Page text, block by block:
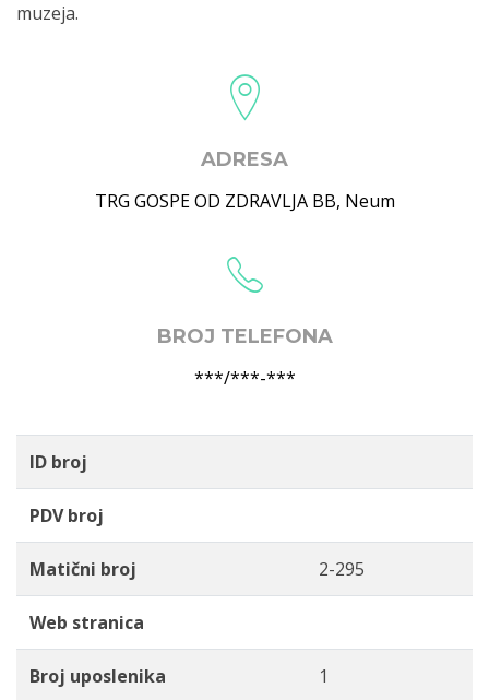
muzeja.
ADRESA
TRG GOSPE OD ZDRAVLJA BB, Neum
BROJ TELEFONA
***/***-***
ID broj
PDV broj
Matični broj 2-295
Web stranica
Broj uposlenika 1